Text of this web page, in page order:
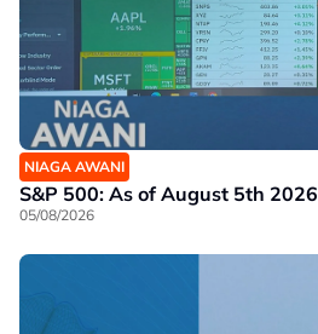
NIAGA AWANI
S&P 500: As of August 5th 2026
05/08/2026